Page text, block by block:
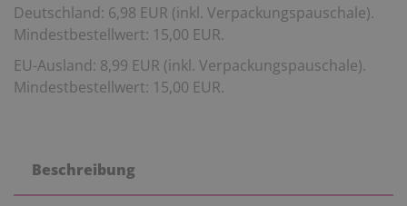
Deutschland: 6,98 EUR (inkl. Verpackungspauschale).
Mindestbestellwert: 15,00 EUR.
EU-Ausland: 8,99 EUR (inkl. Verpackungspauschale).
Mindestbestellwert: 15,00 EUR.
Beschreibung